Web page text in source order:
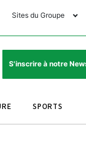
Sites du Groupe
Avantages
Le Matin Sports
Matin Store
Horaires
S'inscrire à notre
SPORTS